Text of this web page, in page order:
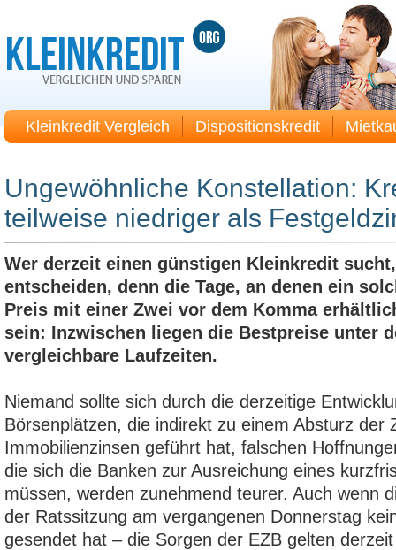
Kleinkredit Vergleich Dispositionskredit
Ungewöhnliche Konstellation:
teilweise niedriger als
Wer derzeit einen günstigen Kleinkredit
entscheiden, denn die Tage, an denen ein
Preis mit einer Zwei vor dem Komma
sein: Inzwischen liegen die Bestpreise unter
vergleichbare Laufzeiten.
Niemand sollte sich durch die derzeitige
Börsenplätzen, die indirekt zu einem Absturz der
Immobilienzinsen geführt hat, falschen
die sich die Banken zur Ausreichung eines
müssen, werden zunehmend teurer. Auch wenn
der Ratssitzung am vergangenen Donnerstag
gesendet hat – die Sorgen der EZB gelten